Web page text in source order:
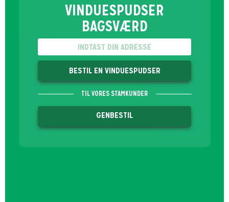
VINDUESPUDSER
BAGSVÆRD
BESTIL EN VINDUESPUDSER
TIL VORES STAMKUNDER
GENBESTIL